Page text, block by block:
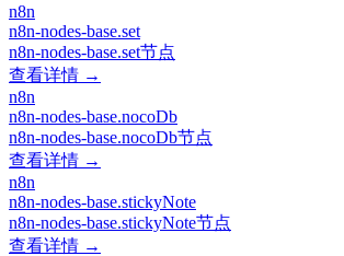
n8n
n8n-nodes-base.set
n8n-nodes-base.set节点
查看详情 →
n8n
n8n-nodes-base.nocoDb
n8n-nodes-base.nocoDb节点
查看详情 →
n8n
n8n-nodes-base.stickyNote
n8n-nodes-base.stickyNote节点
查看详情 →